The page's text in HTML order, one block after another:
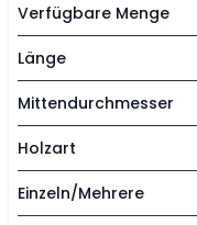
Verfügbare Menge
Länge
Mittendurchmesser
Holzart
Einzeln/Mehrere